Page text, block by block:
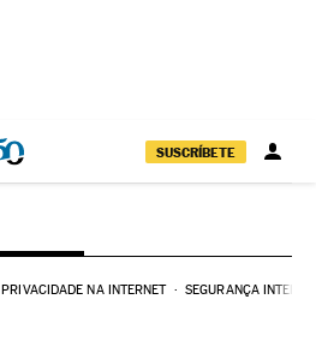
SUSCRÍBETE
PRIVACIDADE NA INTERNET SEGURANÇA